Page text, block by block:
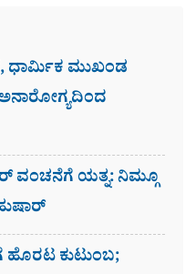
ಧಾರ್ಮಿಕ ಮುಖಂಡ
ವಂಚನೆಗೆ ಯತ್ನ: ನಿಮ್ಗೂ
ಕುಟುಂಬ;